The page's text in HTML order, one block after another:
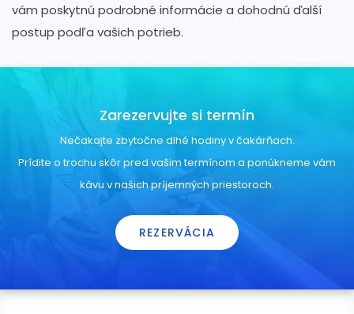
vám poskytnú podrobné informácie a dohodnú ďalší
postup podľa vašich potrieb.
Zarezervujte si termín
Nečakajte zbytočne dlhé hodiny v čakárňach.
Prídite o trochu skôr pred vašim termínom a ponúkneme vám
kávu v našich príjemných priestoroch.
REZERVÁCIA